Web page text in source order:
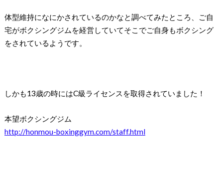
体型維持になにかされているのかなと調べてみたところ、ご自
宅がボクシングジムを経営していてそこでご自身もボクシング
をされているようです。
しかも13歳の時にはC級ライセンスを取得されていました！
本望ボクシングジム
http://honmou-boxinggym.com/staff.html